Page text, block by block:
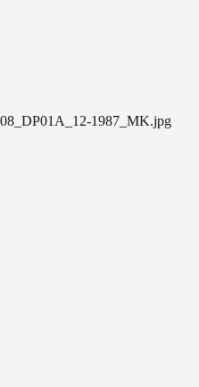
08_DP01A_12-1987_MK.jpg